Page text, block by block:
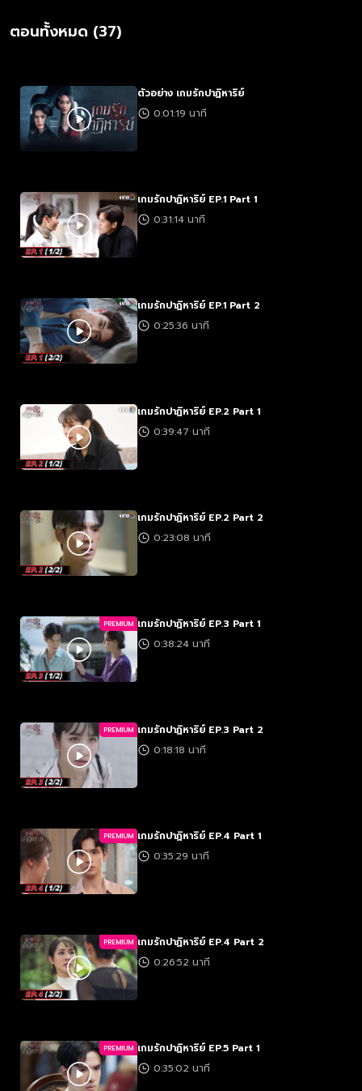
ตอนทั้งหมด (37)
ตัวอย่าง เกมรักปาฏิหาริย์
0:01:19 นาที
เกมรักปาฏิหาริย์ EP.1 Part 1
0:31:14 นาที
เกมรักปาฏิหาริย์ EP.1 Part 2
0:25:36 นาที
เกมรักปาฏิหาริย์ EP.2 Part 1
0:39:47 นาที
เกมรักปาฏิหาริย์ EP.2 Part 2
0:23:08 นาที
PREMIUM เกมรักปาฏิหาริย์ EP.3 Part 1
0:38:24 นาที
PREMIUM เกมรักปาฏิหาริย์ EP.3 Part 2
0:18:18 นาที
PREMIUM เกมรักปาฏิหาริย์ EP.4 Part 1
0:35:29 นาที
PREMIUM เกมรักปาฏิหาริย์ EP.4 Part 2
0:26:52 นาที
PREMIUM เกมรักปาฏิหาริย์ EP.5 Part 1
0:35:02 นาที